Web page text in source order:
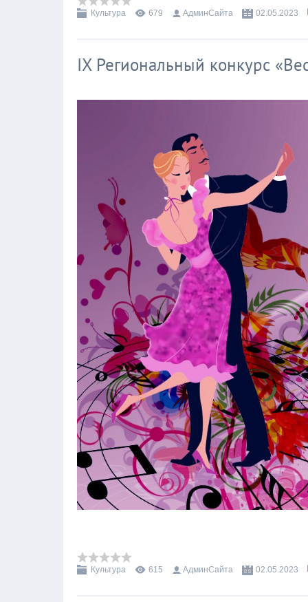
Культура 679 АдминСайта 02.05.2023
IX Региональный конкурс
Культура 615 АдминСайта 02.05.2023